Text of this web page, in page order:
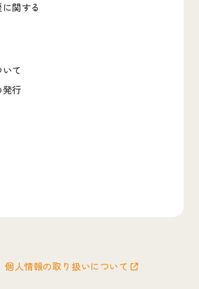
関する
て
行
個人情報の取り扱いについて